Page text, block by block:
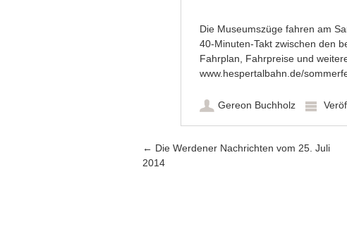
Die Museumszüge fahren am
40-Minuten-Takt zwischen den
Fahrplan, Fahrpreise und
www.hespertalbahn.de/
Gereon Buchholz
Artikel-Navigation
← Die Werdener Nachrichten vom 25. Juli
2014